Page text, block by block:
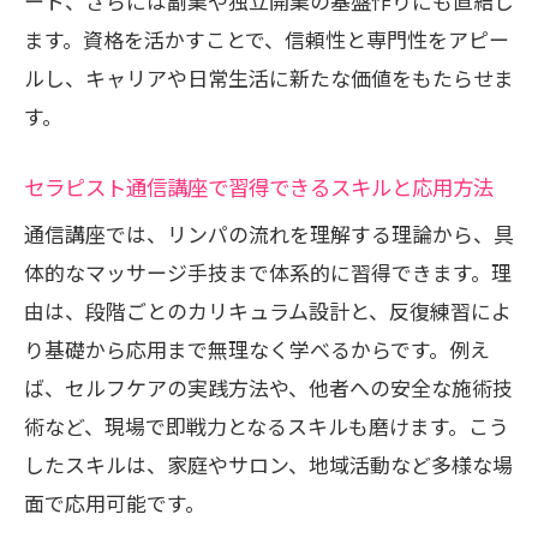
ます。資格を活かすことで、信頼性と専門性をアピー
ルし、キャリアや日常生活に新たな価値をもたらせま
す。
セラピスト通信講座で習得できるスキルと応用方法
通信講座では、リンパの流れを理解する理論から、具
体的なマッサージ手技まで体系的に習得できます。理
由は、段階ごとのカリキュラム設計と、反復練習によ
り基礎から応用まで無理なく学べるからです。例え
ば、セルフケアの実践方法や、他者への安全な施術技
術など、現場で即戦力となるスキルも磨けます。こう
したスキルは、家庭やサロン、地域活動など多様な場
面で応用可能です。